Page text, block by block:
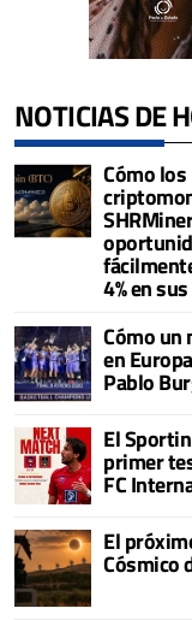
NOTICIAS DE
Cómo
4% en
Cómo
en
Pablo
El
primer
FC
El
Cósmico